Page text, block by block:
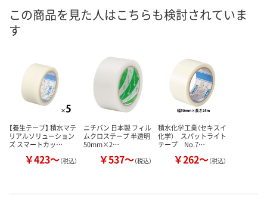
8月10日（月）
カゴへ カゴへ
この商品を見た人はこちらも検討されていま
す
【養生テープ】 積水マテ
リアルソリューション
ズ スマートカッ…
￥423～（税込）
ニチバン 日本製 フィル
ムクロステープ 半透明
50mm×2…
￥537～（税込）
積水化学工業（セキスイ
化学） スパットライト
テープ No.7…
￥262～（税込）